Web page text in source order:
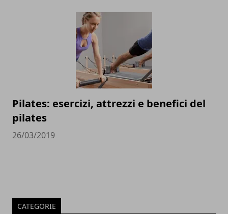
Pilates: esercizi, attrezzi e benefici del
pilates
26/03/2019
CATEGORIE